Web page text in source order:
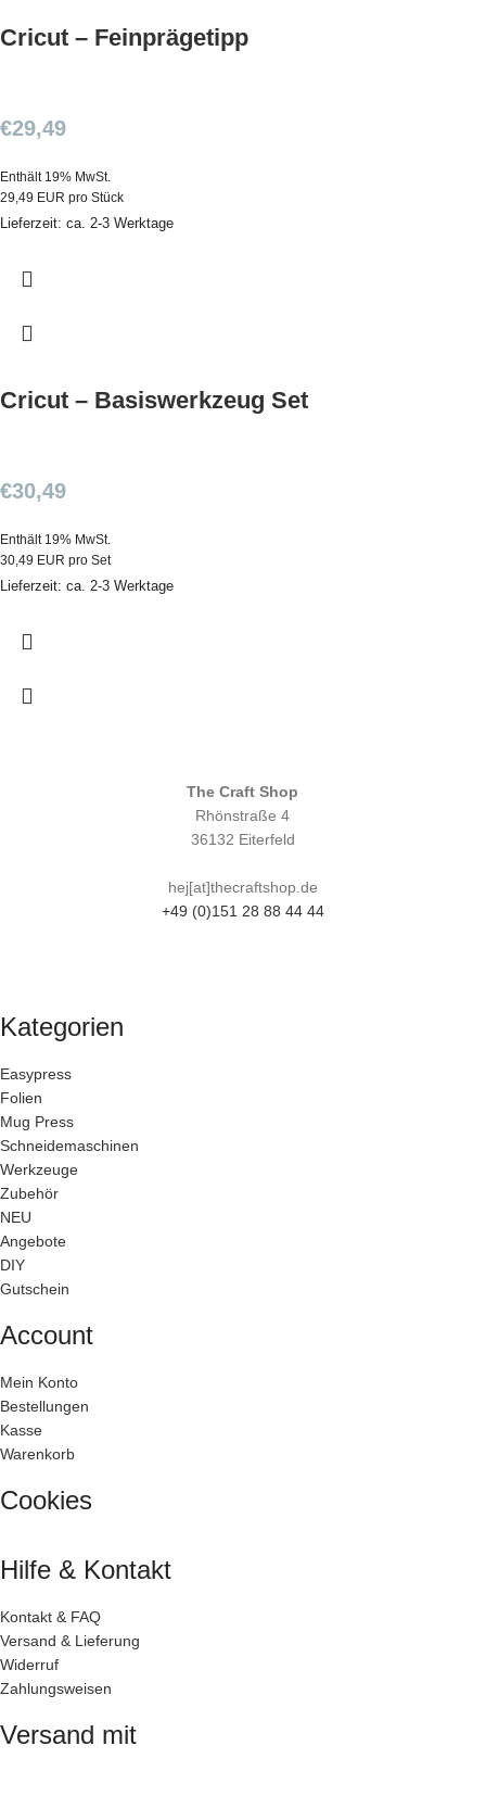
Cricut – Feinprägetipp
€29,49
Enthält 19% MwSt.
29,49 EUR pro Stück
Lieferzeit: ca. 2-3 Werktage
Cricut – Basiswerkzeug Set
€30,49
Enthält 19% MwSt.
30,49 EUR pro Set
Lieferzeit: ca. 2-3 Werktage
The Craft Shop
Rhönstraße 4
36132 Eiterfeld
hej[at]thecraftshop.de
+49 (0)151 28 88 44 44
Kategorien
Easypress
Folien
Mug Press
Schneidemaschinen
Werkzeuge
Zubehör
NEU
Angebote
DIY
Gutschein
Account
Mein Konto
Bestellungen
Kasse
Warenkorb
Cookies
Hilfe & Kontakt
Kontakt & FAQ
Versand & Lieferung
Widerruf
Zahlungsweisen
Versand mit